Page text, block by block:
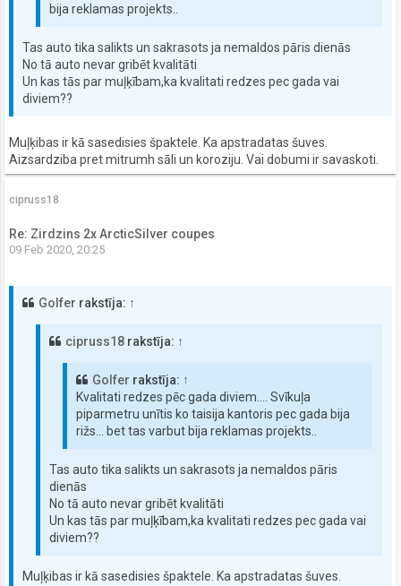
bija reklamas projekts..
Tas auto tika salikts un sakrasots ja nemaldos pāris dienās
No tā auto nevar gribēt kvalitāti
Un kas tās par muļķībam,ka kvalitati redzes pec gada vai
diviem??
Muļķibas ir kā sasedisies špaktele. Ka apstradatas šuves.
Aizsardziba pret mitrumh sāli un koroziju. Vai dobumi ir savaskoti.
cipruss18
Re: Zirdzins 2x ArcticSilver coupes
09 Feb 2020, 20:25
Golfer rakstīja: ↑
cipruss18 rakstīja: ↑
Golfer rakstīja: ↑
Kvalitati redzes pēc gada diviem.... Svīkuļa
piparmetru unītis ko taisija kantoris pec gada bija
rižs... bet tas varbut bija reklamas projekts..
Tas auto tika salikts un sakrasots ja nemaldos pāris
dienās
No tā auto nevar gribēt kvalitāti
Un kas tās par muļķībam,ka kvalitati redzes pec gada vai
diviem??
Muļķibas ir kā sasedisies špaktele. Ka apstradatas šuves.